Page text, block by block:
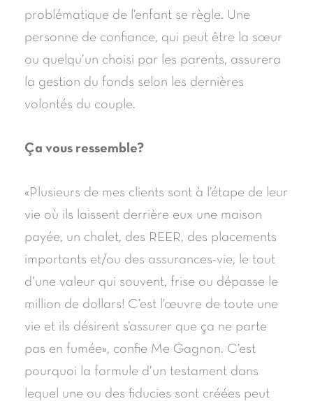
problématique de l’enfant se règle. Une
personne de confiance, qui peut être la sœur
ou quelqu’un choisi par les parents, assurera
la gestion du fonds selon les dernières
volontés du couple.
Ça vous ressemble?
«Plusieurs de mes clients sont à l’étape de leur
vie où ils laissent derrière eux une maison
payée, un chalet, des REER, des placements
importants et/ou des assurances-vie, le tout
d’une valeur qui souvent, frise ou dépasse le
million de dollars! C’est l’œuvre de toute une
vie et ils désirent s’assurer que ça ne parte
pas en fumée», confie Me Gagnon. C’est
pourquoi la formule d’un testament dans
lequel une ou des fiducies sont créées peut